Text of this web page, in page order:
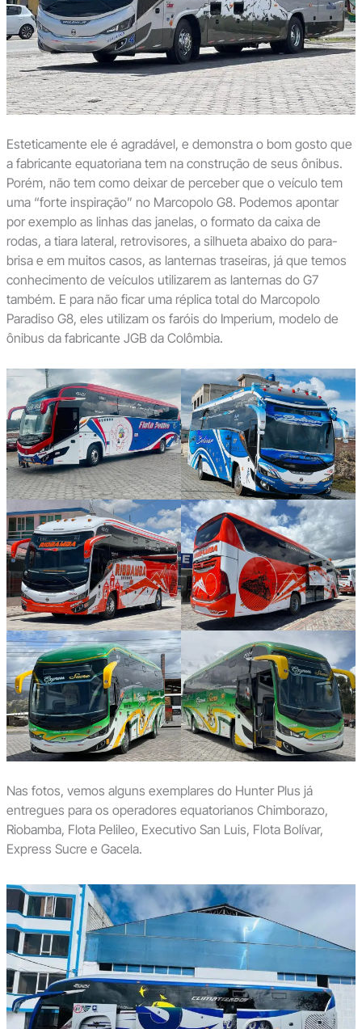
Esteticamente ele é agradável, e demonstra o bom gosto que
a fabricante equatoriana tem na construção de seus ônibus.
Porém, não tem como deixar de perceber que o veículo tem
uma “forte inspiração” no Marcopolo G8. Podemos apontar
por exemplo as linhas das janelas, o formato da caixa de
rodas, a tiara lateral, retrovisores, a silhueta abaixo do para-
brisa e em muitos casos, as lanternas traseiras, já que temos
conhecimento de veículos utilizarem as lanternas do G7
também. E para não ficar uma réplica total do Marcopolo
Paradiso G8, eles utilizam os faróis do Imperium, modelo de
ônibus da fabricante JGB da Colômbia.
Nas fotos, vemos alguns exemplares do Hunter Plus já
entregues para os operadores equatorianos Chimborazo,
Riobamba, Flota Pelileo, Executivo San Luis, Flota Bolívar,
Express Sucre e Gacela.